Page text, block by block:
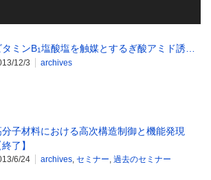
タミンB1塩酸塩を触媒とするぎ酸アミド誘…
12/3 archives
分子材料における高次構造制御と機能発現
終了】
6/24 archives セミナー 過去のセミナー